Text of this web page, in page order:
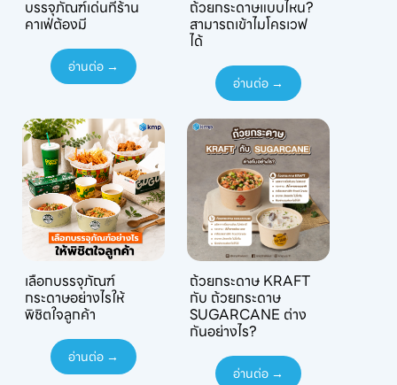
บรรจุภัณฑ์เด่นที่ร้าน
คาเฟ่ต้องมี
อ่านต่อ →
ถ้วยกระดาษแบบไหน?
สามารถเข้าไมโครเวฟ
ได้
อ่านต่อ →
เลือกบรรจุภัณฑ์
กระดาษอย่างไรให้
พิชิตใจลูกค้า
อ่านต่อ →
ถ้วยกระดาษ KRAFT
กับ ถ้วยกระดาษ
SUGARCANE ต่าง
กันอย่างไร?
อ่านต่อ →